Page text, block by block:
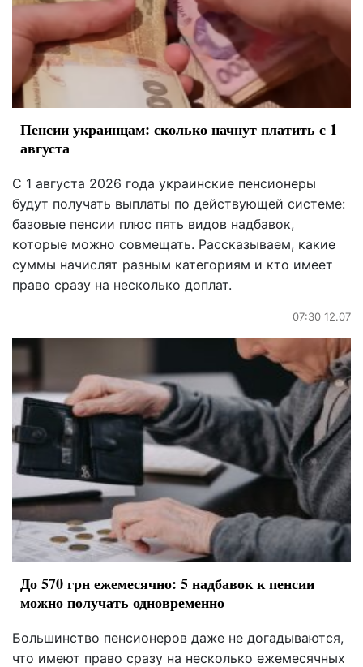
Пенсии украинцам: сколько начнут платить с 1
августа
С 1 августа 2026 года украинские пенсионеры
будут получать выплаты по действующей системе:
базовые пенсии плюс пять видов надбавок,
которые можно совмещать. Рассказываем, какие
суммы начислят разным категориям и кто имеет
право сразу на несколько доплат.
07:30 12.07
До 570 грн ежемесячно: 5 надбавок к пенсии
можно получать одновременно
Большинство пенсионеров даже не догадываются,
что имеют право сразу на несколько ежемесячных